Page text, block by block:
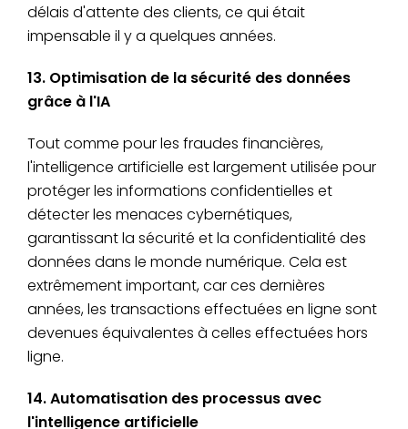
délais d'attente des clients, ce qui était
impensable il y a quelques années.
13. Optimisation de la sécurité des données
grâce à l'IA
Tout comme pour les fraudes financières,
l'intelligence artificielle est largement utilisée pour
protéger les informations confidentielles et
détecter les menaces cybernétiques,
garantissant la sécurité et la confidentialité des
données dans le monde numérique. Cela est
extrêmement important, car ces dernières
années, les transactions effectuées en ligne sont
devenues équivalentes à celles effectuées hors
ligne.
14. Automatisation des processus avec
l'intelligence artificielle